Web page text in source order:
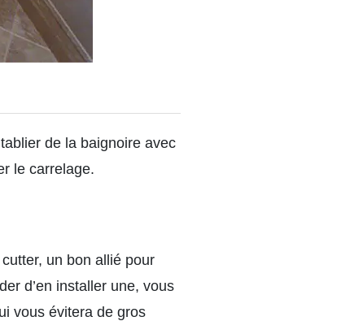
de la baignoire avec
le carrelage.
un bon allié pour
d’en installer une, vous
vous évitera de gros